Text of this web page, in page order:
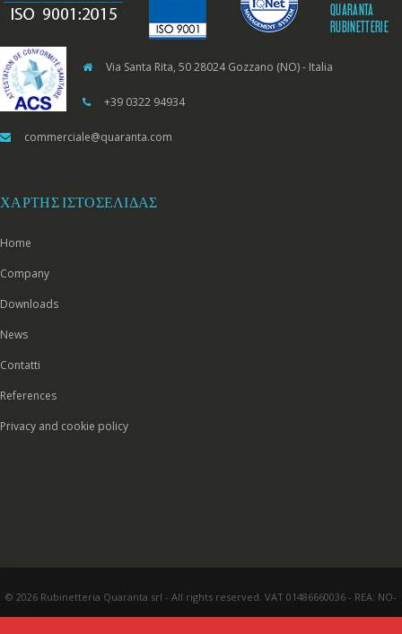
QUARANTA
RUBINETTERIE
Via Santa Rita, 50 28024 Gozzano (NO) - Italia
+39 0322 94934
commerciale@quaranta.com
ΧΆΡΤΗΣ ΙΣΤΟΣΕΛΊΔΑΣ
Home
Company
Downloads
News
Contatti
References
Privacy and cookie policy
© 2026 Rubinetteria Quaranta srl - All rights reserved. VAT 01486660036 - REA: NO-